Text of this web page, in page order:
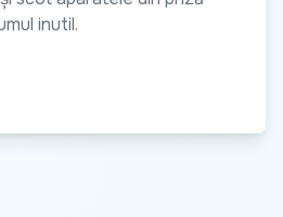
inutil.